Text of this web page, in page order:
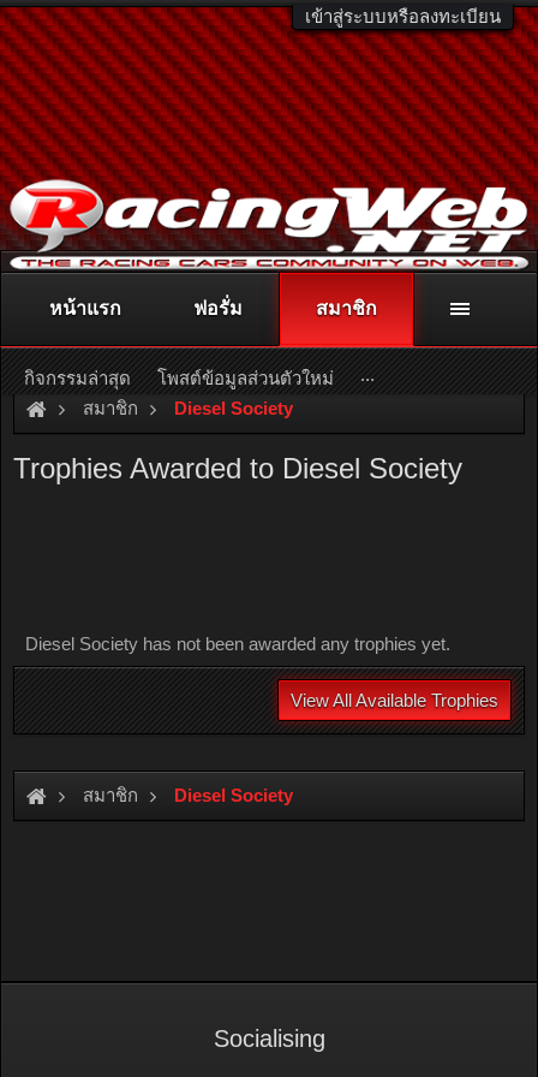
เข้าสู่ระบบหรือลงทะเบียน
ติดต่อลงโฆษณา racingweb@gmail.comหรือโทร. 081-811-1138
หรืออ่านรายละเอียดเพิ่มเติม คลิกที่นี่
สมาชิก Diesel Society
Trophies Awarded to Diesel Society
Diesel Society has not been awarded any trophies yet.
View All Available Trophies
สมาชิก Diesel Society
หน้าแรก ฟอรั่ม สมาชิก
กิจกรรมล่าสุด โพสต์ข้อมูลส่วนตัวใหม่ ...
Socialising